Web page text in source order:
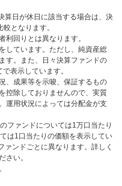
算日が休日に該当する場合は、決
となります。
回りとは異なります。
しています。ただし、純資産総
す。また、日々決算ファンドの
表示しています。
、成果等を示唆、保証するもの
控除しておりませんので、実質
運用状況によっては分配金が支
ファンドについては1万口当たり
は1口当たりの価額を表示してい
ァンドごとに異なります。詳しく
さい。